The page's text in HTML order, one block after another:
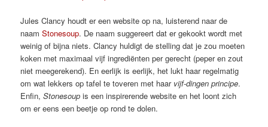
Jules Clancy houdt er een website op na, luisterend naar de
naamStonesoup. De naam suggereert dat er gekookt wordt met
weinig of bijna niets. Clancy huldigt de stelling dat je zou moeten
koken met maximaal vijf ingrediënten per gerecht (peper en zout
niet meegerekend). En eerlijk is eerlijk, het lukt haar regelmatig
om wat lekkers op tafel te toveren met haar vijf-dingen principe.
Enfin,Stonesoup is een inspirerende website en het loont zich
om er eens een beetje op rond te dolen.